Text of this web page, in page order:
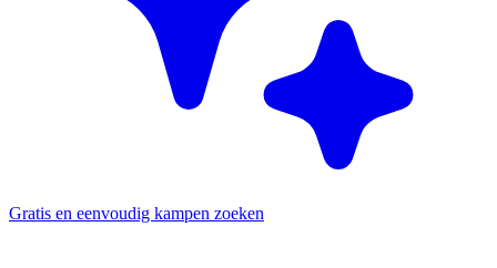
Gratis en eenvoudig kampen zoeken